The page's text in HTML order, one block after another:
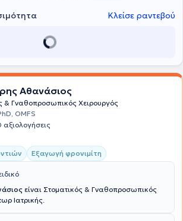
Κλείσε ραντεβού
Αθανάσιος
& Γναθοπροσωπικός Χειρουργός
OMFS
αξιολογήσεις
Εξαγωγή φρονιμίτη
είναι Στοματικός & Γναθοπροσωπικός
Ιατρικής.